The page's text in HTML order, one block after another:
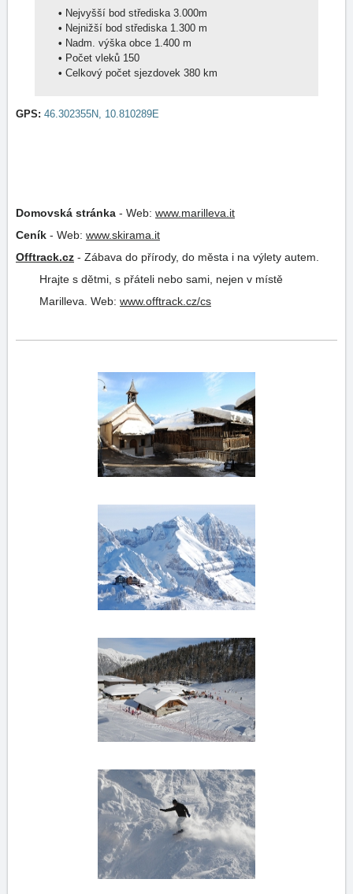
•
Nejvyšší bod střediska 3.000m
•
Nejnižší bod střediska 1.300 m
•
Nadm. výška obce 1.400 m
•
Počet vleků 150
• Celkový počet sjezdovek 380 km
GPS: 46.302355N, 10.810289E
Domovská stránka - Web: www.marilleva.it
Ceník - Web: www.skirama.it
Offtrack.cz - Zábava do přírody, do města i na výlety autem.
Hrajte s dětmi, s přáteli nebo sami, nejen v místě
Marilleva. Web: www.offtrack.cz/cs